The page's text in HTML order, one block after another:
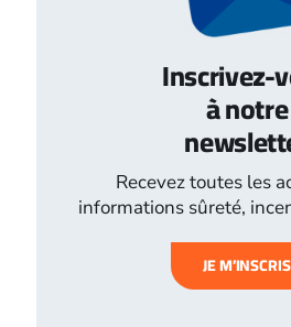
Inscrivez-
à notre
Recevez toutes les
informations sûreté,
JE M’INSCRIS